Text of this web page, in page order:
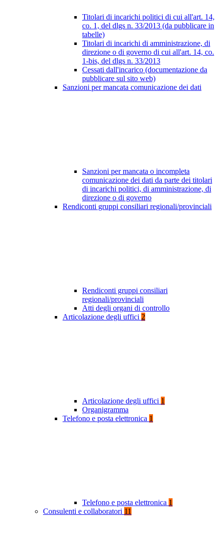
Titolari di incarichi politici di cui all'art. 14,
co. 1, del dlgs n. 33/2013 (da pubblicare in
tabelle)
Titolari di incarichi di amministrazione, di
direzione o di governo di cui all'art. 14, co.
1-bis, del dlgs n. 33/2013
Cessati dall'incarico (documentazione da
pubblicare sul sito web)
Sanzioni per mancata comunicazione dei dati
Sanzioni per mancata o incompleta
comunicazione dei dati da parte dei titolari
di incarichi politici, di amministrazione, di
direzione o di governo
Rendiconti gruppi consiliari regionali/provinciali
Rendiconti gruppi consiliari
regionali/provinciali
Atti degli organi di controllo
Articolazione degli uffici 2
Articolazione degli uffici 1
Organigramma
Telefono e posta elettronica 1
Telefono e posta elettronica 1
Consulenti e collaboratori 11